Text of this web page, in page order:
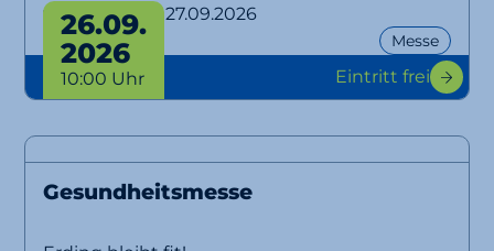
von 26.09. bis 27.09.2026
Messe
26.09.
2026
10:00 Uhr Eintritt frei
Gesundheitsmesse